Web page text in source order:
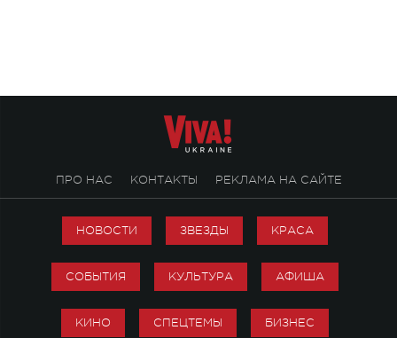
ПРО НАС КОНТАКТЫ РЕКЛАМА НА САЙТЕ
НОВОСТИ ЗВЕЗДЫ КРАСА
СОБЫТИЯ КУЛЬТУРА АФИША
КИНО СПЕЦТЕМЫ БИЗНЕС